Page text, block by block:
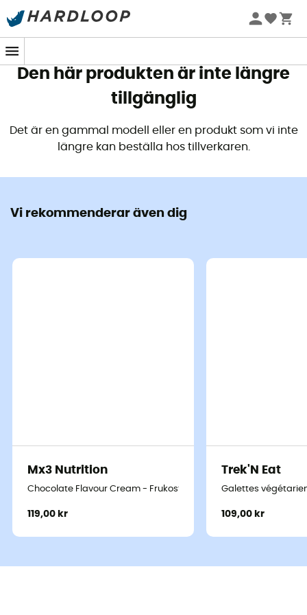
Sommarerbjudanden 🔥 -5 % EXTRA vid köp av 2 produkter*
Den här produkten är inte längre
tillgänglig
Det är en gammal modell eller en produkt som vi inte
längre kan beställa hos tillverkaren.
Vi rekommenderar även dig
Mx3 Nutrition
Chocolate Flavour Cream - Frukost
119,00 kr
Trek'N Eat
Galettes
109,00 kr